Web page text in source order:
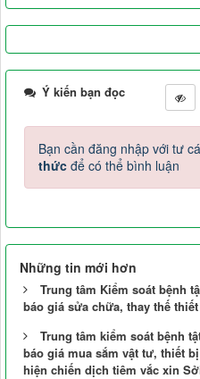
Ý kiến bạn đọc
Bạn cần đăng nhập với tư
thức để có thể bình luận
Những tin mới hơn
Trung tâm Kiểm soát bệnh
báo giá sửa chữa, thay thế
Trung tâm kiểm soát bệnh
báo giá mua sắm vật tư, thiết
hiện chiến dịch tiêm vắc xin